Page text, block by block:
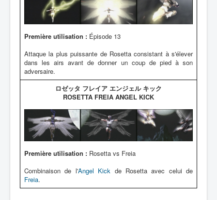
Première utilisation : Épisode 13
Attaque la plus puissante de Rosetta consistant à s'élever
dans les airs avant de donner un coup de pied à son
adversaire.
ロゼッタ フレイア エンジェル キック
ROSETTA FREIA ANGEL KICK
Première utilisation : Rosetta vs Freia
Combinaison de l'Angel Kick de Rosetta avec celui de
Freia.